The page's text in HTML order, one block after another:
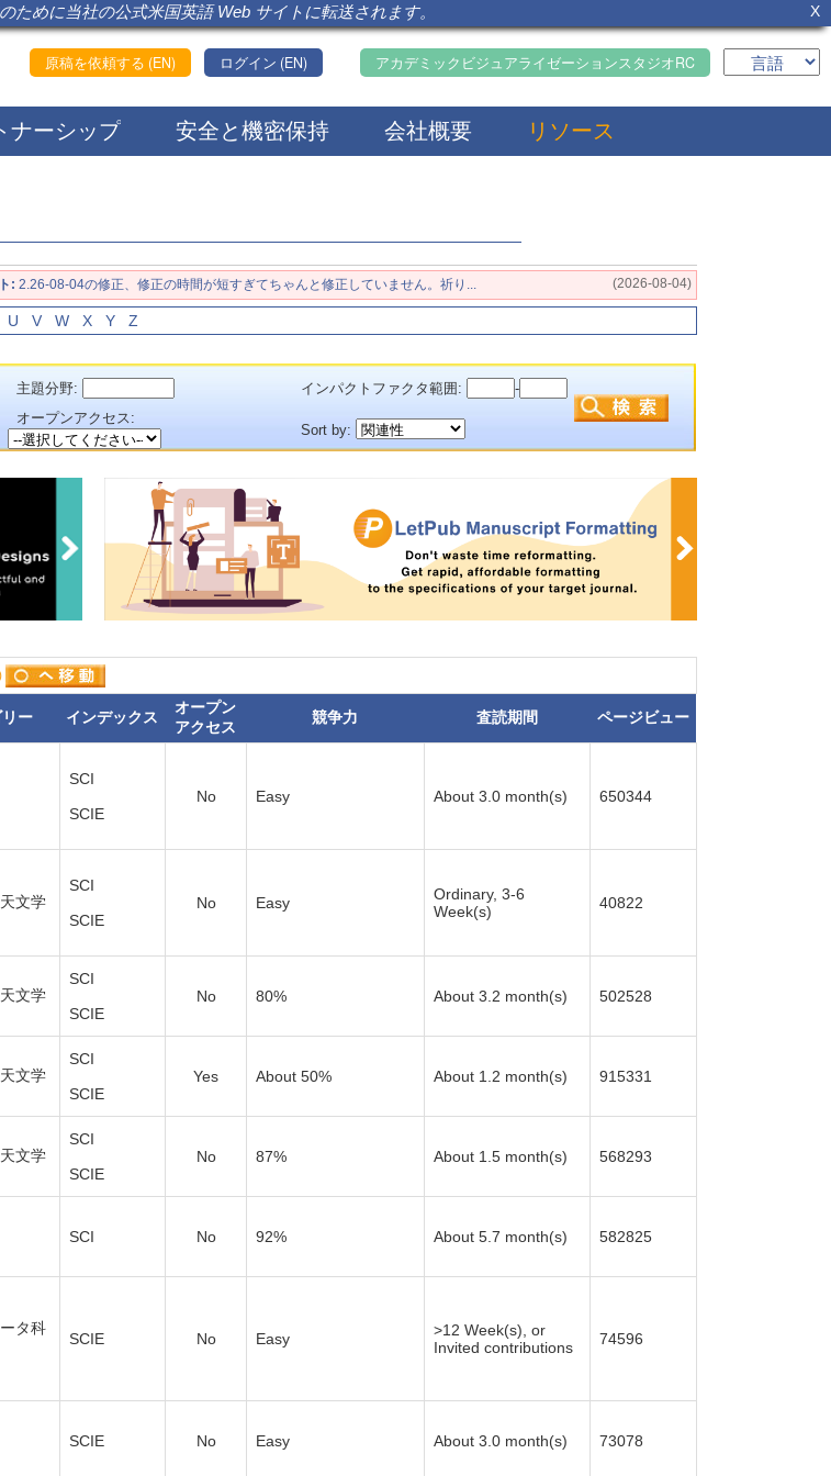
X
ために当社の公式米国英語 Web サイトに転送されます。
アカデミックビジュアライゼーションスタジオRC
ログイン (EN)
原稿を依頼する (EN)
ナーシップ 安全と機密保持 会社概要 リソース
: 2.26-08-04の修正、修正の時間が短すぎてちゃんと修正していません。祈り... (2026-08-04)
U V W X Y Z
主題分野: インパクトファクタ範囲: -
オープンアクセス:
Sort by:
ー インデックス
オープン
アクセス
競争力 査読期間 ページビュー
SCI
SCIE
No Easy About 3.0 month(s) 650344
文学
SCI
SCIE
No Easy
Ordinary, 3-6
Week(s)
40822
文学
SCI
SCIE
No 80% About 3.2 month(s) 502528
文学
SCI
SCIE
Yes About 50% About 1.2 month(s) 915331
文学
SCI
SCIE
No 87% About 1.5 month(s) 568293
SCI No 92% About 5.7 month(s) 582825
タ科
SCIE No Easy
>12 Week(s), or
Invited contributions
74596
SCIE No Easy About 3.0 month(s) 73078